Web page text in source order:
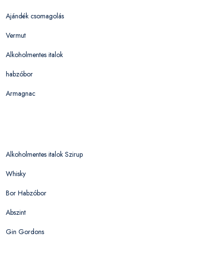
Ajándék csomagolás
Vermut
Alkoholmentes italok
habzóbor
Armagnac
Alkoholmentes italok Szirup
Whisky
Bor Habzóbor
Abszint
Gin Gordons